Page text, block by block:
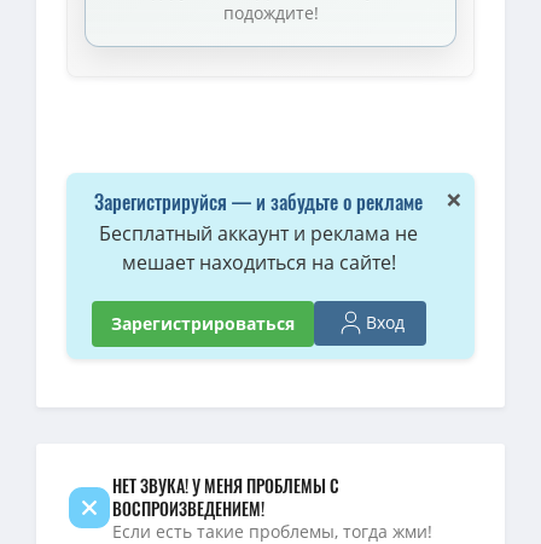
подождите!
×
Зарегистрируйся — и забудьте о рекламе
Бесплатный аккаунт и реклама не
мешает находиться на сайте!
Зарегистрироваться Вход
НЕТ ЗВУКА! У МЕНЯ ПРОБЛЕМЫ С
ВОСПРОИЗВЕДЕНИЕМ!
Если есть такие проблемы, тогда жми!